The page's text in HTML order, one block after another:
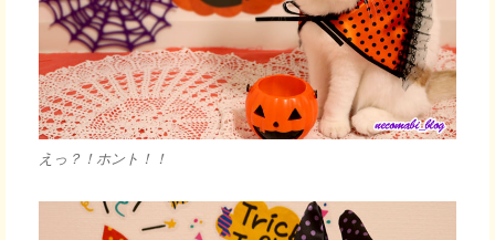
えっ？！ホント！！